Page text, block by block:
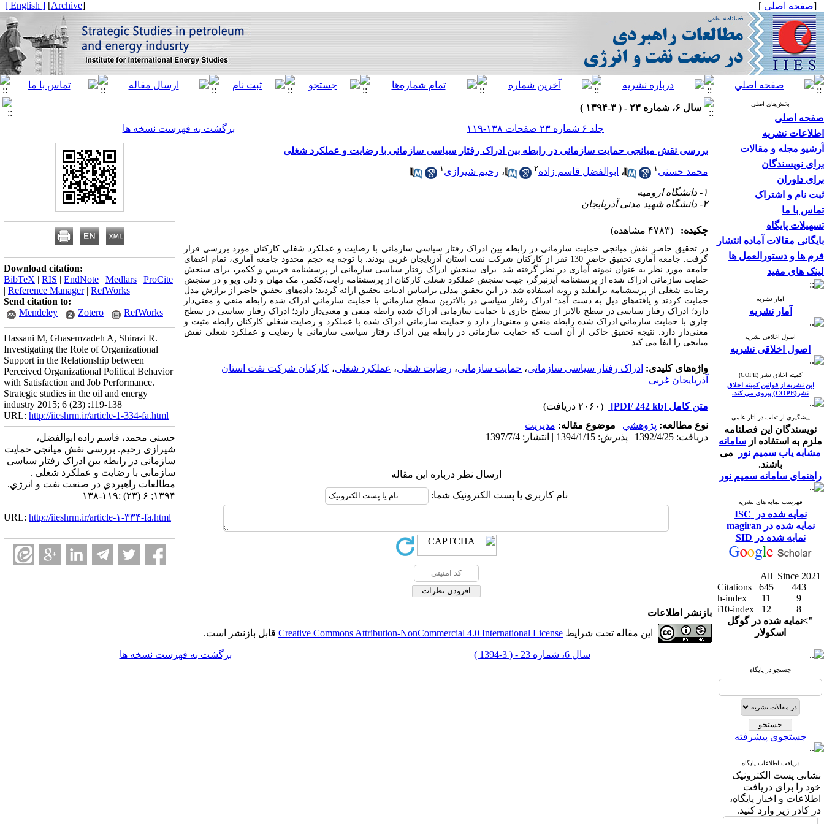
[صفحه اصلی ]
[
Archive
]
[ English ]
بخش‌های اصلی
صفحه اصلی
اطلاعات نشریه
آرشیو مجله و مقالات
برای نویسندگان
برای داوران
ثبت نام و اشتراک
تماس با ما
تسهیلات پایگاه
بایگانی مقالات آماده انتشار
فرم ها و دستورالعمل ها
لینک های مفید
آمار نشریه
آمار نشریه
اصول اخلاقی نشریه
اصول اخلاقی نشریه
کمیته اخلاق نشر (COPE)
این نشریه از قوانین کمیته اخلاق
نشر(COPE) پیروی می کند.
پیشگیری از تقلب در آثار علمی
نویسندگان این فصلنامه
ملزم به استفاده از سامانه
مشابه یاب سمیم نور
می
باشند.
راهنمای سامانه سمیم نور
فهرست نمایه های نشریه
نمایه شده در ISC
نمایه شده در magiran
نمایه شده در SID
All Since 2021
Citations
645
443
h-index
11
9
i10-index
12
8
">نمایه شده در گوگل
اسکولار
جستجو در پایگاه
جستجوی پیشرفته
دریافت اطلاعات پایگاه
نشانی پست الکترونیک
خود را برای دریافت
اطلاعات و اخبار پایگاه،
در کادر زیر وارد کنید.
سال ۶، شماره ۲۳ - ( ۳-۱۳۹۴ )
جلد ۶ شماره ۲۳ صفحات ۱۳۸-۱۱۹
برگشت به فهرست نسخه ها
بررسی نقش میانجی حمایت سازمانی در رابطه بین ادراک رفتار سیاسی سازمانی با رضایت و عملکرد شغلی
محمد حسنی ۱ ، ابوالفضل قاسم زاده۲ ، رحیم شیرازی ۱
۱- دانشگاه ارومیه
۲- دانشگاه شهید مدنی آذربایجان
چکیده: (۴۷۸۳ مشاهده)
در تحقیق حاضر نقش میانجی حمایت سازمانی در رابطه بین ادراک رفتار سیاسی سازمانی با رضایت و عملکرد شغلی کارکنان مورد بررسی قرار
گرفت. جامعه آماری تحقیق حاضر 130 نفر از کارکنان شرکت نفت استان آذربایجان غربی بودند. با توجه به حجم محدود جامعه آماری، تمام اعضای
جامعه مورد نظر به عنوان نمونه آماری در نظر گرفته شد. برای سنجش ادراک رفتار سیاسی سازمانی از پرسشنامه فریس و ککمر، برای سنجش
حمایت سازمانی ادراک شده از پرسشنامه آیزنبرگر، جهت سنجش عملکرد شغلی کارکنان از پرسشنامه رایت،ککمر، مک مهان و دلی ویو و در سنجش
رضایت شغلی از پرسشنامه برایفلید و روته استفاده شد. در این تحقیق مدلی براساس ادبیات تحقیق ارائه گردید؛ داده‌های تحقیق حاضر از برازش مدل
حمایت کردند و یافته‌های ذیل به دست آمد: ادراک رفتار سیاسی در بالاترین سطح سازمانی با حمایت سازمانی ادراک شده رابطه منفی و معنی‌دار
دارد؛ ادراک رفتار سیاسی در سطح بالاتر از سطح جاری با حمایت سازمانی ادراک شده رابطه منفی و معنی‌دار دارد؛ ادراک رفتار سیاسی در سطح
جاری با حمایت سازمانی ادراک شده رابطه منفی و معنی‌دار دارد و حمایت سازمانی ادراک شده با عملکرد و رضایت شغلی کارکنان رابطه مثبت و
معنی‌دار دارد. نتیجه تحقیق حاکی از آن است که حمایت سازمانی در رابطه بین ادراک رفتار سیاسی سازمانی با رضایت و عملکرد شغلی نقش
میانجی را ایفا می کند.
واژه‌های کلیدی: ادراک رفتار سیاسی سازمانی، حمایت سازمانی، رضایت شغلی، عملکرد شغلی، کارکنان شرکت نفت استان
آذربایجان غربی
متن کامل [PDF 242 kb]
(۲۰۶۰ دریافت)
نوع مطالعه: پژوهشي | موضوع مقاله: مديريت
دریافت: 1392/4/25 | پذیرش: 1394/1/15 | انتشار: 1397/7/4
ارسال نظر درباره این مقاله
نام کاربری یا پست الکترونیک شما:
Download citation:
BibTeX | RIS | EndNote | Medlars | ProCite
| Reference Manager| RefWorks
Send citation to:
Mendeley
Zotero RefWorks
Hassani M, Ghasemzadeh A, Shirazi R.
Investigating the Role of Organizational
Support in the Relationship between
Perceived Organizational Political Behavior
with Satisfaction and Job Performance.
Strategic studies in the oil and energy
industry 2015; 6 (23) :119-138
URL: http://iieshrm.ir/article-1-334-fa.html
حسنی محمد، قاسم زاده ابوالفضل،
شیرازی رحیم. بررسی نقش میانجی حمایت
سازمانی در رابطه بین ادراک رفتار سیاسی
سازمانی با رضایت و عملکرد شغلی .
مطالعات راهبردي در صنعت نفت و انرژي.
۱۳۹۴; ۶ (۲۳) :۱۱۹-۱۳۸
URL: http://iieshrm.ir/article-۱-۳۳۴-fa.html
بازنشر اطلاعات
این مقاله تحت شرایط Creative Commons Attribution-NonCommercial 4.0 International License قابل بازنشر است.
سال 6، شماره 23 - ( 3-1394 ) برگشت به فهرست نسخه ها